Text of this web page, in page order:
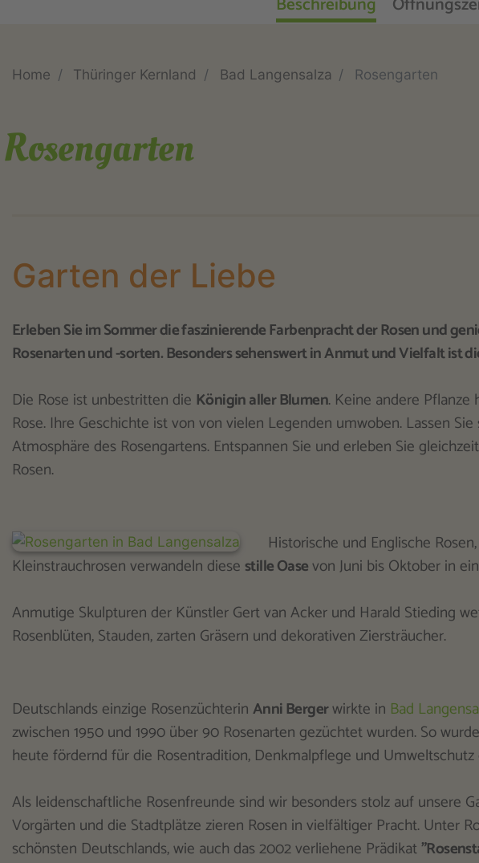
Home Thüringer Kernland Bad Langensalza Rosengarten
Rosengarten
Garten der Liebe
Erleben Sie im Sommer die faszinierende Farbenpracht der Rosen und
Rosenarten und -sorten. Besonders sehenswert in Anmut und Vielfalt ist
Die Rose ist unbestritten die Königin aller Blumen. Keine andere
Rose. Ihre Geschichte ist von von vielen Legenden umwoben. Lassen
Atmosphäre des Rosengartens. Entspannen Sie und erleben Sie
Rosen.
Historische und Englische
Kleinstrauchrosen verwandeln diesestille Oasevon Juni bis Oktober in
Anmutige Skulpturen der Künstler Gert van Acker und Harald Stieding
Rosenblüten, Stauden, zarten Gräsern und dekorativen Ziersträucher.
Deutschlands einzige RosenzüchterinAnni Bergerwirkte in Bad
zwischen 1950 und 1990 über 90 Rosenarten gezüchtet wurden. So
heute fördernd für die Rosentradition, Denkmalpflege und
Als leidenschaftliche Rosenfreunde sind wir besonders stolz auf unsere
Vorgärten und die Stadtplätze zieren Rosen in vielfältiger Pracht. Unter
schönsten Deutschlands, wie auch das 2002 verliehene Prädikat